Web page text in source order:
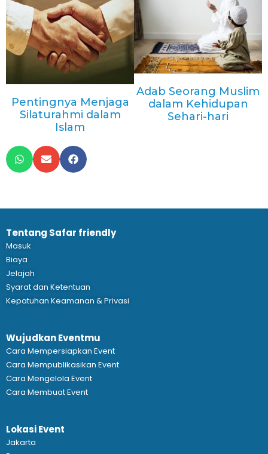
Pentingnya Menjaga
Silaturahmi dalam
Islam
Adab Seorang Muslim
dalam Kehidupan
Sehari-hari
Tentang Safar friendly
Masuk
Biaya
Jelajah
Syarat dan Ketentuan
Kepatuhan Keamanan & Privasi
Wujudkan Eventmu
Cara Mempersiapkan Event
Cara Mempublikasikan Event
Cara Mengelola Event
Cara Membuat Event
Lokasi Event
Jakarta